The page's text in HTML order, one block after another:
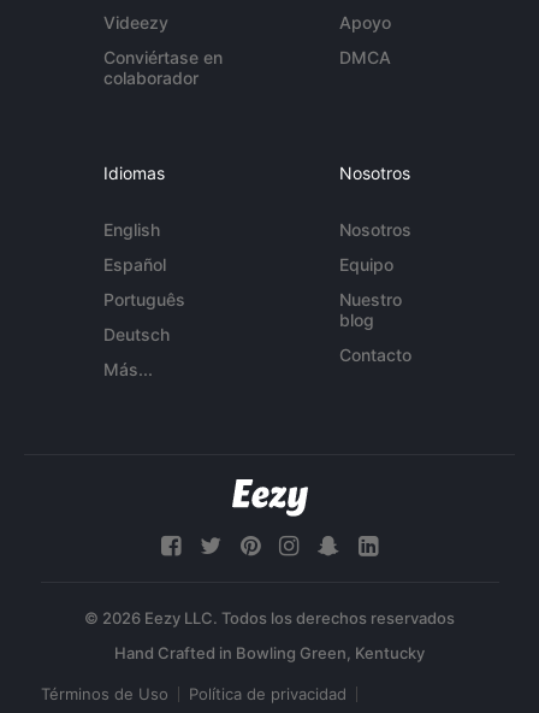
Videezy
Conviértase en
colaborador
Apoyo
DMCA
Idiomas
English
Español
Português
Deutsch
Más...
Nosotros
Nosotros
Equipo
Nuestro
blog
Contacto
© 2026 Eezy LLC. Todos los derechos reservados
Términos de Uso Política de privacidad